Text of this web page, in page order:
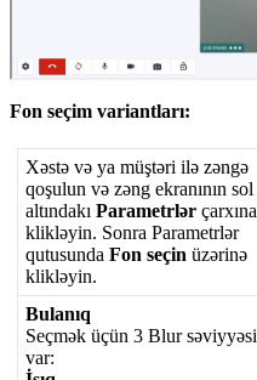
Fon seçim variantları:
Xəstə və ya müştəri ilə zəngə
qoşulun və zəng ekranının sol
altındakı Parametrlər çarxına
klikləyin. Sonra Parametrlər
qutusunda Fon seçin üzərinə
klikləyin.
Bulanıq
Seçmək üçün 3 Blur səviyyəsi
var: